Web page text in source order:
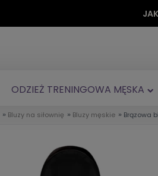
ODZIEŻ TRENINGOWA MĘSKA
» Bluzy na siłownię » Bluzy męskie » Brązowa